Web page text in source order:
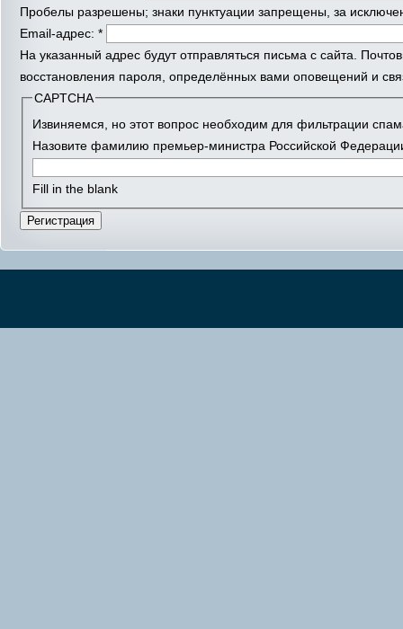
Пробелы разрешены; знаки пунктуации запрещены, за
Email-адрес: *
На указанный адрес будут отправляться письма с сайта.
восстановления пароля, определённых вами оповещений и
CAPTCHA
Извиняемся, но этот вопрос необходим для фильтрации
Назовите фамилию премьер-министра Российской
Fill in the blank